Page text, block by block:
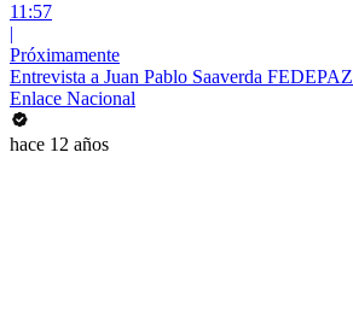
11:57
|
Próximamente
Entrevista a Juan Pablo Saaverda FEDEPAZ
Enlace Nacional
hace 12 años